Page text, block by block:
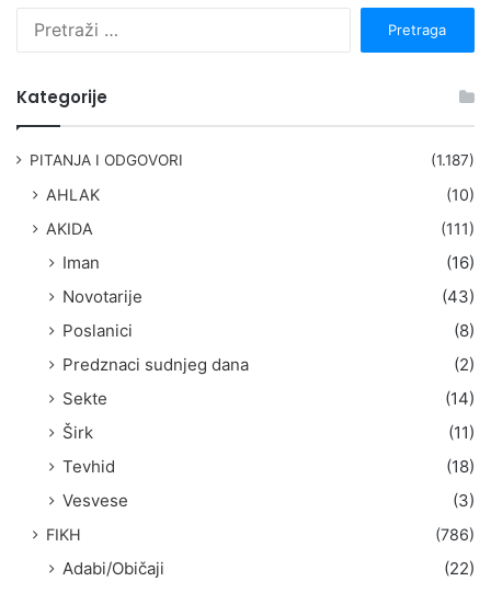
Kategorije
PITANJA I ODGOVORI (1.187)
AHLAK
(10)
AKIDA
(111)
Iman
(16)
Novotarije
(43)
Poslanici
(8)
Predznaci sudnjeg dana
(2)
Sekte
(14)
Širk
(11)
Tevhid
(18)
Vesvese
(3)
FIKH (786)
Adabi/Običaji
(22)